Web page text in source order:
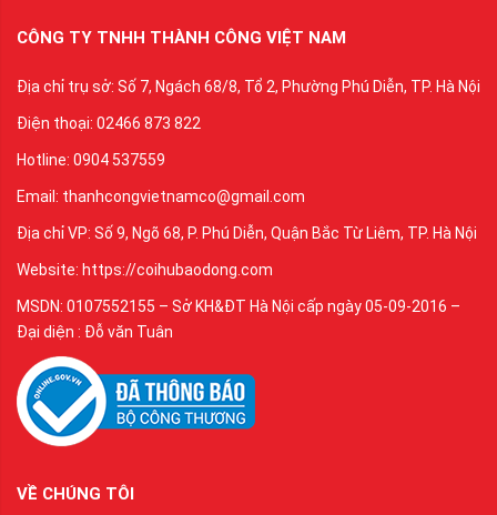
CÔNG TY TNHH THÀNH CÔNG VIỆT NAM
Địa chỉ trụ sở: Số 7, Ngách 68/8, Tổ 2, Phường Phú Diễn, TP. Hà Nội
Điện thoại: 02466 873 822
Hotline: 0904 537559
Email: thanhcongvietnamco@gmail.com
Địa chỉ VP: Số 9, Ngõ 68, P. Phú Diễn, Quận Bắc Từ Liêm, TP. Hà Nội
Website: https://coihubaodong.com
MSDN: 0107552155 – Sở KH&ĐT Hà Nội cấp ngày 05-09-2016 –
Đại diện : Đỗ văn Tuân
VỀ CHÚNG TÔI